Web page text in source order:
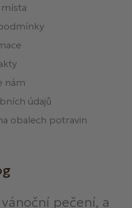
nám
údajů
obalech potravin
pečení, a